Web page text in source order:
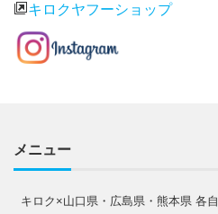
キロクヤフーショップ
メニュー
キロク×山口県・広島県・熊本県 各